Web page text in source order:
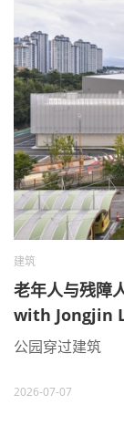
建筑
老年人与残障
with Jongjin
公园穿过建筑
2026-07-07